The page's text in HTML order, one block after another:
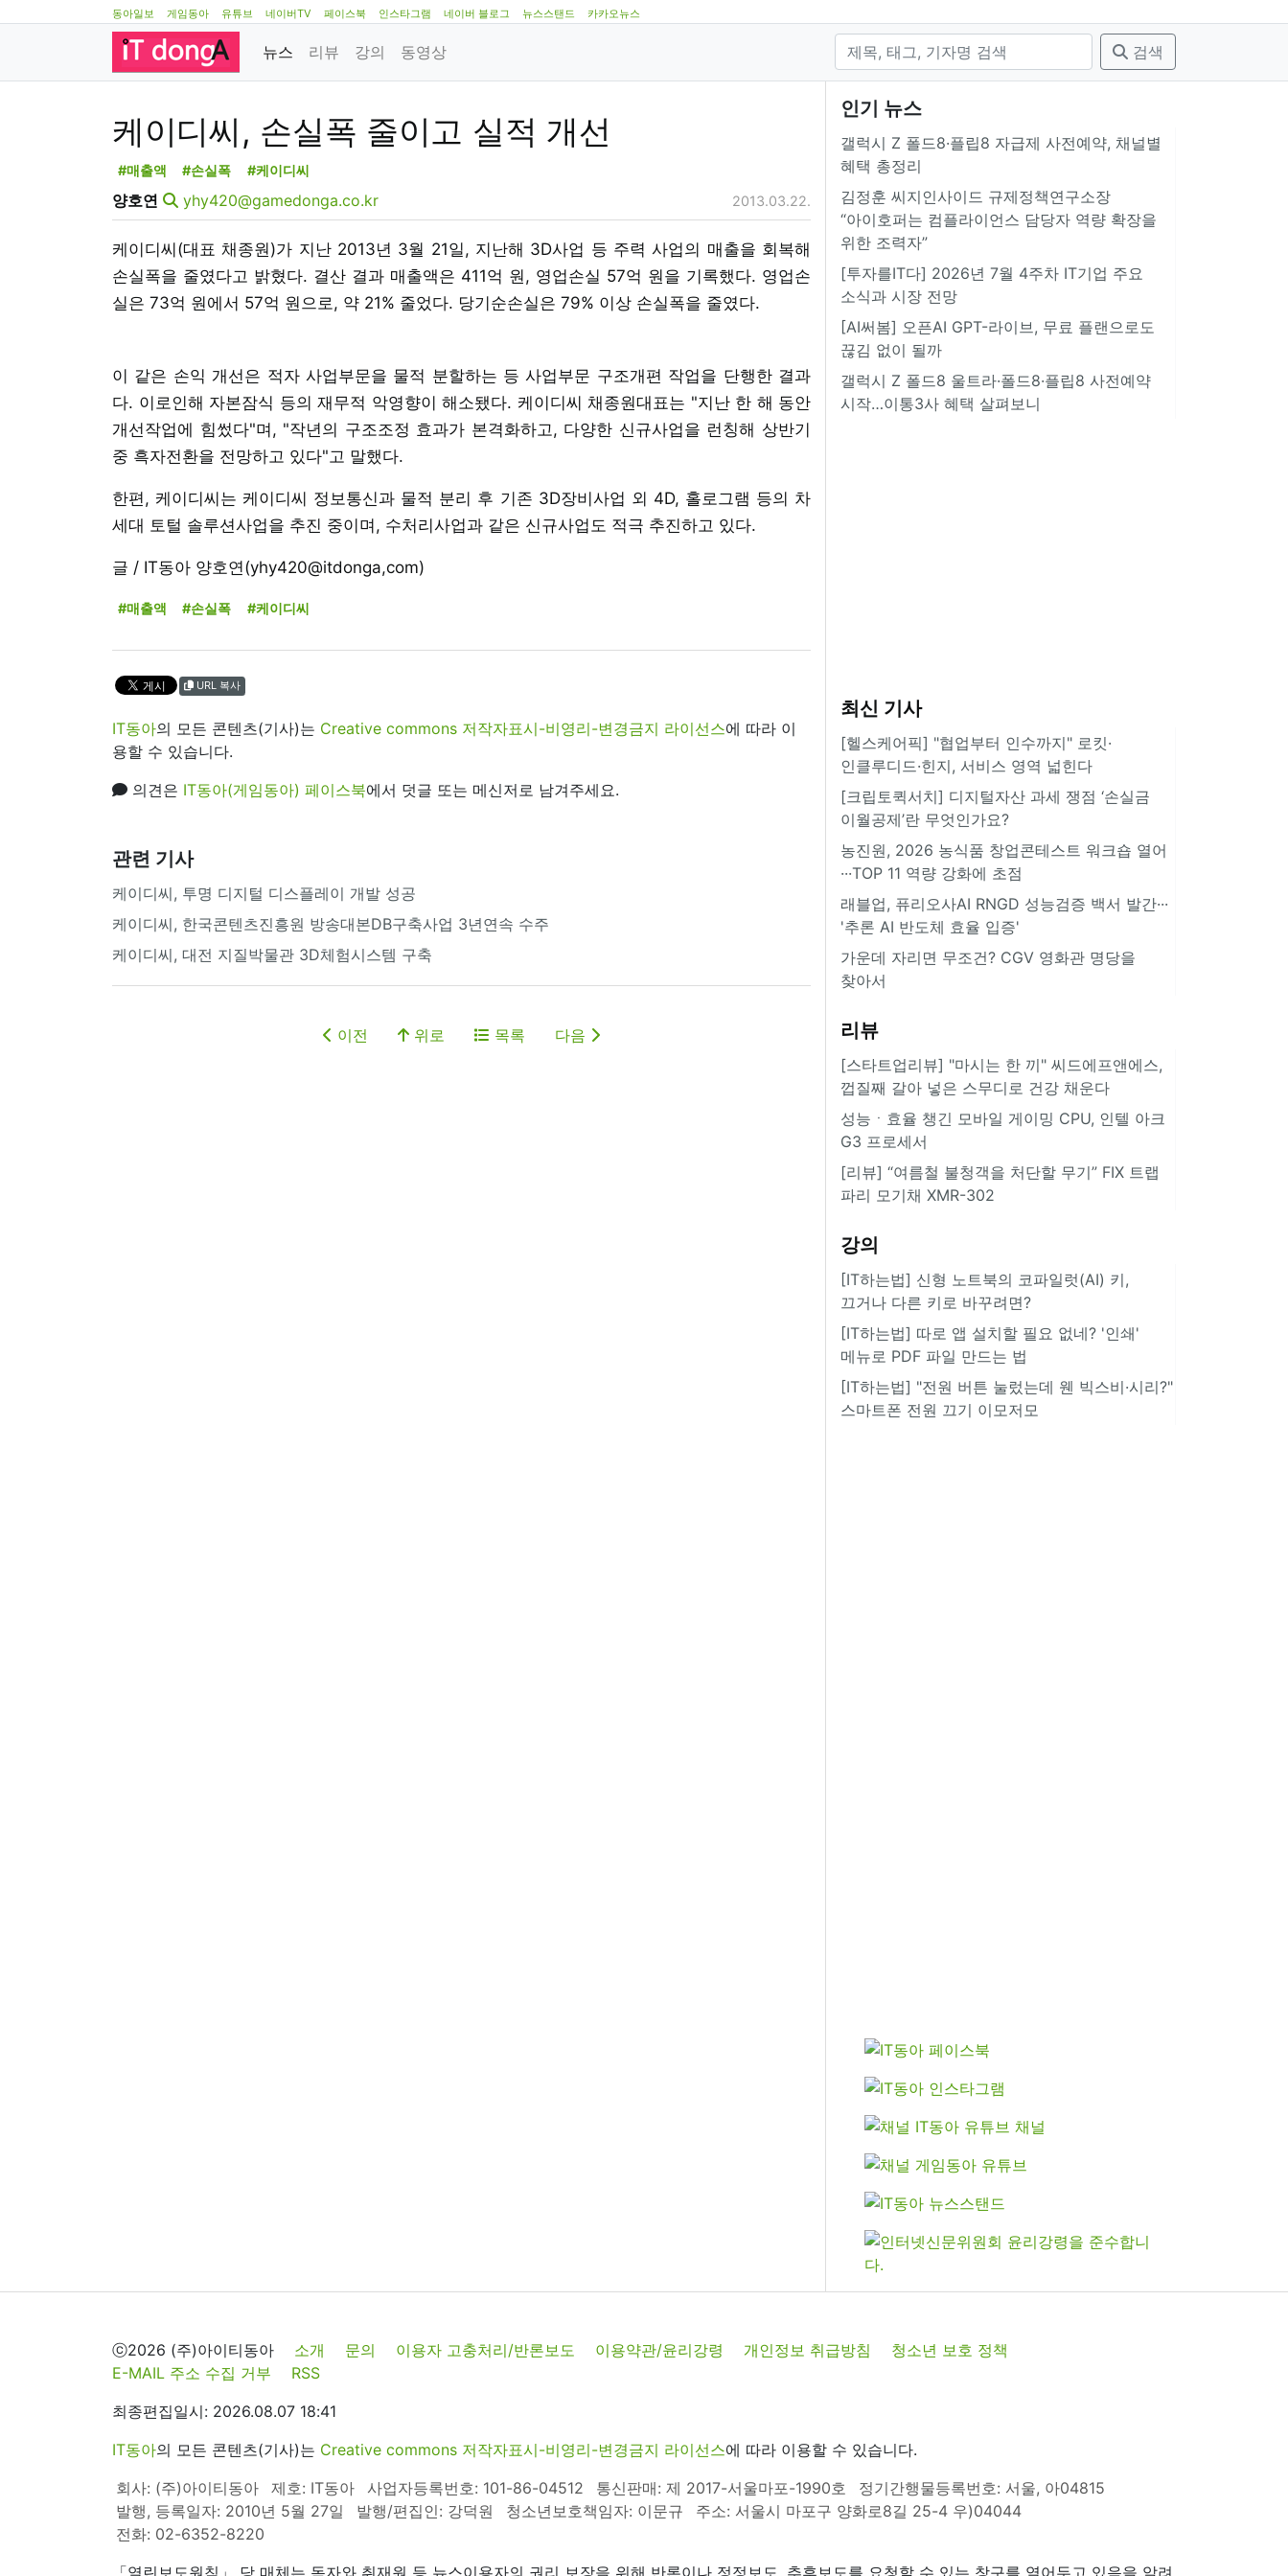
동아일보 게임동아 유튜브 네이버TV 페이스북 인스타그램 네이버 블로그 뉴스스탠드 카카오뉴스
뉴스 리뷰 강의 동영상 검색
케이디씨, 손실폭 줄이고 실적 개선
#매출액 #손실폭 #케이디씨
양호연 yhy420@gamedonga.co.kr 2013.03.22.
케이디씨(대표 채종원)가 지난 2013년 3월 21일, 지난해 3D사업 등 주력 사업의 매출을 회복해
손실폭을 줄였다고 밝혔다. 결산 결과 매출액은 411억 원, 영업손실 57억 원을 기록했다. 영업손
실은 73억 원에서 57억 원으로, 약 21% 줄었다. 당기순손실은 79% 이상 손실폭을 줄였다.
이 같은 손익 개선은 적자 사업부문을 물적 분할하는 등 사업부문 구조개편 작업을 단행한 결과
다. 이로인해 자본잠식 등의 재무적 악영향이 해소됐다. 케이디씨 채종원대표는 "지난 한 해 동안
개선작업에 힘썼다"며, "작년의 구조조정 효과가 본격화하고, 다양한 신규사업을 런칭해 상반기
중 흑자전환을 전망하고 있다"고 말했다.
한편, 케이디씨는 케이디씨 정보통신과 물적 분리 후 기존 3D장비사업 외 4D, 홀로그램 등의 차
세대 토털 솔루션사업을 추진 중이며, 수처리사업과 같은 신규사업도 적극 추진하고 있다.
글 / IT동아 양호연(yhy420@itdonga,com)
#매출액 #손실폭 #케이디씨
URL 복사
IT동아의 모든 콘텐츠(기사)는 Creative commons 저작자표시-비영리-변경금지 라이선스에 따라 이
용할 수 있습니다.
의견은 IT동아(게임동아) 페이스북에서 덧글 또는 메신저로 남겨주세요.
관련 기사
케이디씨, 투명 디지털 디스플레이 개발 성공
케이디씨, 한국콘텐츠진흥원 방송대본DB구축사업 3년연속 수주
케이디씨, 대전 지질박물관 3D체험시스템 구축
이전 위로 목록 다음
인기 뉴스
갤럭시 Z 폴드8·플립8 자급제 사전예약, 채널별
혜택 총정리
김정훈 씨지인사이드 규제정책연구소장
“아이호퍼는 컴플라이언스 담당자 역량 확장을
위한 조력자”
[투자를IT다] 2026년 7월 4주차 IT기업 주요
소식과 시장 전망
[AI써봄] 오픈AI GPT-라이브, 무료 플랜으로도
끊김 없이 될까
갤럭시 Z 폴드8 울트라·폴드8·플립8 사전예약
시작…이통3사 혜택 살펴보니
최신 기사
[헬스케어픽] "협업부터 인수까지" 로킷·
인클루디드·힌지, 서비스 영역 넓힌다
[크립토퀵서치] 디지털자산 과세 쟁점 ‘손실금
이월공제’란 무엇인가요?
농진원, 2026 농식품 창업콘테스트 워크숍 열어
···TOP 11 역량 강화에 초점
래블업, 퓨리오사AI RNGD 성능검증 백서 발간···
'추론 AI 반도체 효율 입증'
가운데 자리면 무조건? CGV 영화관 명당을
찾아서
리뷰
[스타트업리뷰] "마시는 한 끼" 씨드에프앤에스,
껍질째 갈아 넣은 스무디로 건강 채운다
성능ㆍ효율 챙긴 모바일 게이밍 CPU, 인텔 아크
G3 프로세서
[리뷰] “여름철 불청객을 처단할 무기” FIX 트랩
파리 모기채 XMR-302
강의
[IT하는법] 신형 노트북의 코파일럿(AI) 키,
끄거나 다른 키로 바꾸려면?
[IT하는법] 따로 앱 설치할 필요 없네? '인쇄'
메뉴로 PDF 파일 만드는 법
[IT하는법] "전원 버튼 눌렀는데 웬 빅스비·시리?"
스마트폰 전원 끄기 이모저모
ⓒ2026 (주)아이티동아 소개 문의 이용자 고충처리/반론보도 이용약관/윤리강령 개인정보 취급방침
청소년 보호 정책
E-MAIL 주소 수집 거부
RSS
최종편집일시: 2026.08.07 18:41
IT동아의 모든 콘텐츠(기사)는 Creative commons 저작자표시-비영리-변경금지 라이선스에 따라 이용할 수 있습니다.
회사: (주)아이티동아
제호: IT동아 사업자등록번호: 101-86-04512 통신판매: 제 2017-서울마포-1990호
정기간행물등록번호: 서울, 아04815
발행, 등록일자: 2010년 5월 27일
발행/편집인: 강덕원 청소년보호책임자: 이문규
주소: 서울시 마포구 양화로8길 25-4 우)04044
전화: 02-6352-8220
「열린보도원칙」 당 매체는 독자와 취재원 등 뉴스이용자의 권리 보장을 위해 반론이나 정정보도, 추후보도를 요청할 수 있는 창구를 열어두고 있음을 알려